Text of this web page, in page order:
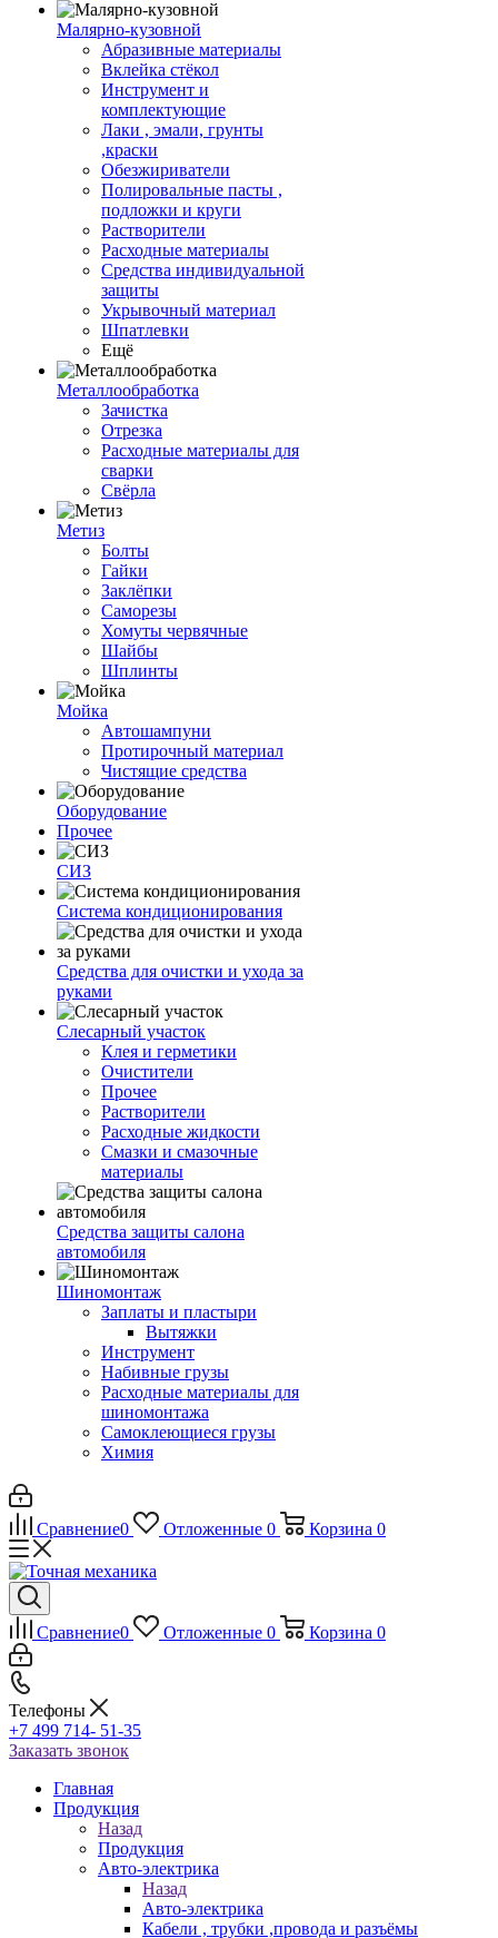
Малярно-кузовной
Абразивные материалы
Вклейка стёкол
Инструмент и
комплектующие
Лаки , эмали, грунты
,краски
Обезжириватели
Полировальные пасты ,
подложки и круги
Растворители
Расходные материалы
Средства индивидуальной
защиты
Укрывочный материал
Шпатлевки
Ещё
Металлообработка
Зачистка
Отрезка
Расходные материалы для
сварки
Свёрла
Метиз
Болты
Гайки
Заклёпки
Саморезы
Хомуты червячные
Шайбы
Шплинты
Мойка
Автошампуни
Протирочный материал
Чистящие средства
Оборудование
Прочее
СИЗ
Система кондиционирования
Средства для очистки и ухода за
руками
Слесарный участок
Клея и герметики
Очистители
Прочее
Растворители
Расходные жидкости
Смазки и смазочные
материалы
Средства защиты салона
автомобиля
Шиномонтаж
Заплаты и пластыри
Вытяжки
Инструмент
Набивные грузы
Расходные материалы для
шиномонтажа
Самоклеющиеся грузы
Химия
Сравнение0 Отложенные 0 Корзина 0
Сравнение0 Отложенные 0 Корзина 0
Телефоны
+7 499 714- 51-35
Заказать звонок
Главная
Продукция
Назад
Продукция
Авто-электрика
Назад
Авто-электрика
Кабели , трубки ,провода и разъёмы